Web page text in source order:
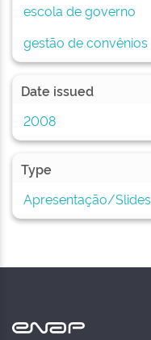
escola de governo
gestão de convênios
Date issued
2008
Type
Apresentação/Slides